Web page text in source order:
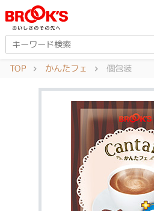
TOP かんたフェ 個包装